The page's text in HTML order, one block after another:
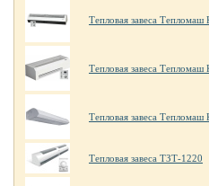
Тепловая завеса
Тепловая завеса
Тепловая завеса
Тепловая завеса ТЗТ-1220